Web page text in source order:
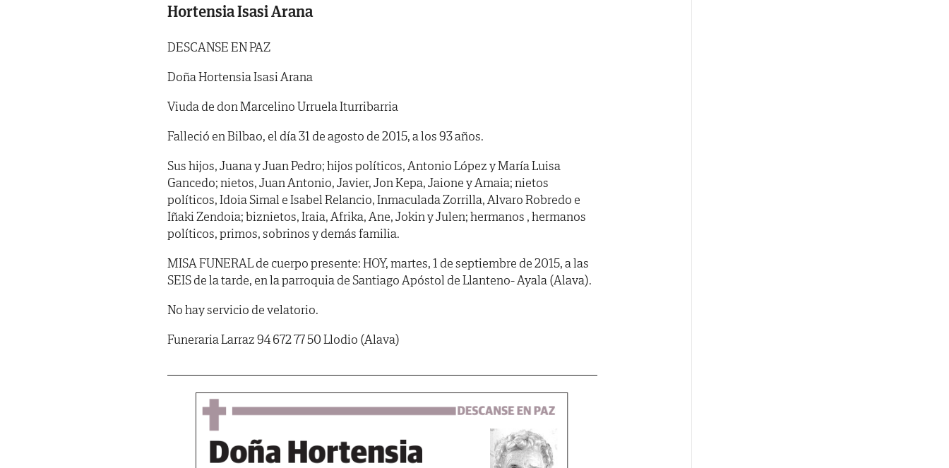
Hortensia Isasi Arana
DESCANSE EN PAZ
Doña Hortensia Isasi Arana
Viuda de don Marcelino Urruela Iturribarria
Falleció en Bilbao, el día 31 de agosto de 2015, a los 93 años.
Sus hijos, Juana y Juan Pedro; hijos políticos, Antonio López y María Luisa
Gancedo; nietos, Juan Antonio, Javier, Jon Kepa, Jaione y Amaia; nietos
políticos, Idoia Simal e Isabel Relancio, Inmaculada Zorrilla, Alvaro Robredo e
Iñaki Zendoia; biznietos, Iraia, Afrika, Ane, Jokin y Julen; hermanos , hermanos
políticos, primos, sobrinos y demás familia.
MISA FUNERAL de cuerpo presente: HOY, martes, 1 de septiembre de 2015, a las
SEIS de la tarde, en la parroquia de Santiago Apóstol de Llanteno- Ayala (Alava).
No hay servicio de velatorio.
Funeraria Larraz 94 672 77 50 Llodio (Alava)